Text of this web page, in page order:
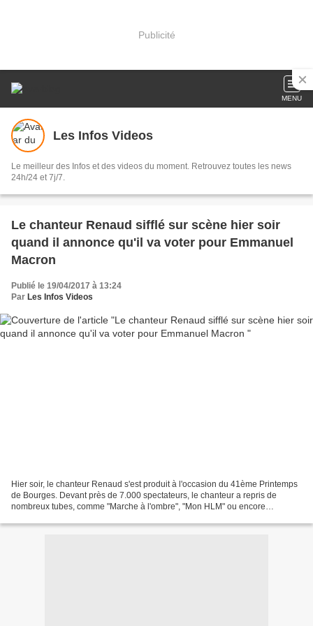
Publicité
MENU
Les Infos Videos
Le meilleur des Infos et des videos du moment. Retrouvez toutes les news
24h/24 et 7j/7.
Le chanteur Renaud sifflé sur scène hier soir
quand il annonce qu'il va voter pour Emmanuel
Macron
Publié le 19/04/2017 à 13:24
Par Les Infos Videos
Hier soir, le chanteur Renaud s'est produit à l'occasion du 41ème Printemps
de Bourges. Devant près de 7.000 spectateurs, le chanteur a repris de
nombreux tubes, comme "Marche à l'ombre", "Mon HLM" ou encore